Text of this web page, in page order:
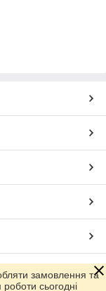
замовлення та
роботи сьогодні